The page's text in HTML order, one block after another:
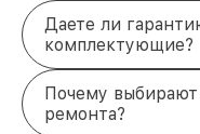
Даете ли
комплектующие?
Почему
ремонта?